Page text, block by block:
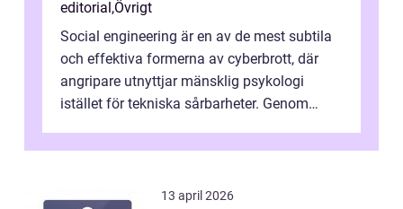
editorial,Övrigt
Social engineering är en av de mest subtila
och effektiva formerna av cyberbrott, där
angripare utnyttjar mänsklig psykologi
istället för tekniska sårbarheter. Genom
13 april 2026